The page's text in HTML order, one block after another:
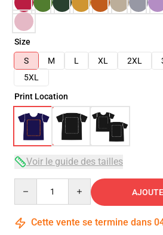
Size
S
M L XL 2XL
5XL
Print Location
Voir le guide des tailles
Cette vente se termine dans